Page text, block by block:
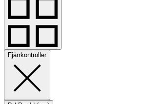
Fjärrkontroller